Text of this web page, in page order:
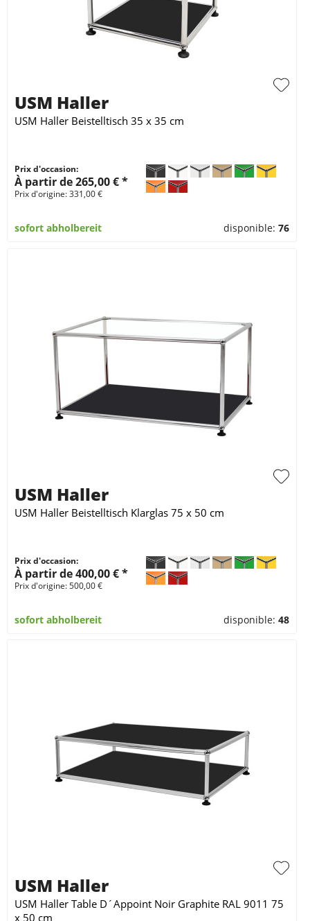
USM Haller
USM Haller Beistelltisch 35 x 35 cm
Prix d'occasion:
À partir de 265,00 € *
Prix d'origine: 331,00 €
sofort abholbereit disponible:76
USM Haller
USM Haller Beistelltisch Klarglas 75 x 50 cm
Prix d'occasion:
À partir de 400,00 € *
Prix d'origine: 500,00 €
sofort abholbereit disponible:48
USM Haller
USM Haller Table D´Appoint Noir Graphite RAL 9011 75
x 50 cm